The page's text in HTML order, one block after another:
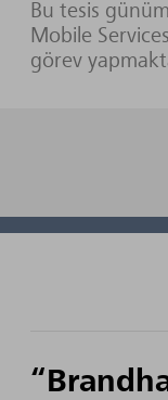
Bu tesis
Mobile
görev